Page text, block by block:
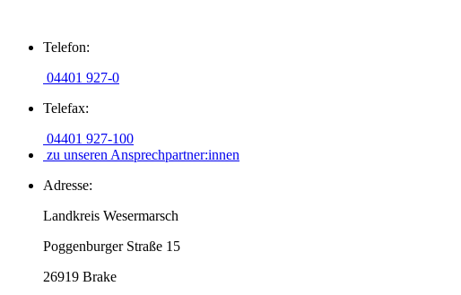
Inhalt
Telefon:
04401 927-0
Telefax:
04401 927-100
zu unseren Ansprechpartner:innen
Adresse:
Landkreis Wesermarsch
Poggenburger Straße 15
26919 Brake